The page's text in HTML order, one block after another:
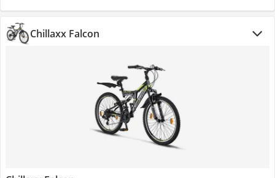
Chillaxx Falcon